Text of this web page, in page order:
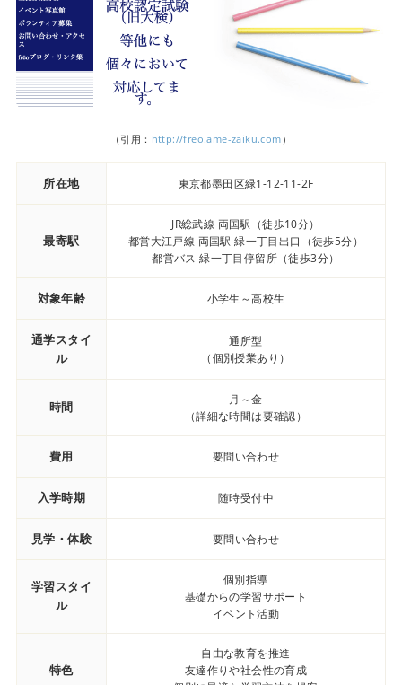
（引用： http://freo.ame-zaiku.com ）
所在地 東京都墨田区緑1-12-11-2F
最寄駅
JR総武線 両国駅（徒歩10分）
都営大江戸線 両国駅 緑一丁目出口（徒歩5分）
都営バス 緑一丁目停留所（徒歩3分）
対象年齢 小学生～高校生
通学スタイ
ル
通所型
（個別授業あり）
時間
月～金
（詳細な時間は要確認）
費用 要問い合わせ
入学時期 随時受付中
見学・体験 要問い合わせ
学習スタイ
ル
個別指導
基礎からの学習サポート
イベント活動
特色
自由な教育を推進
友達作りや社会性の育成